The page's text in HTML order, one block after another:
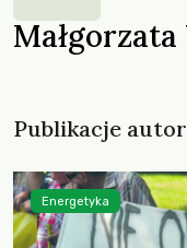
Publikacje
Energetyka